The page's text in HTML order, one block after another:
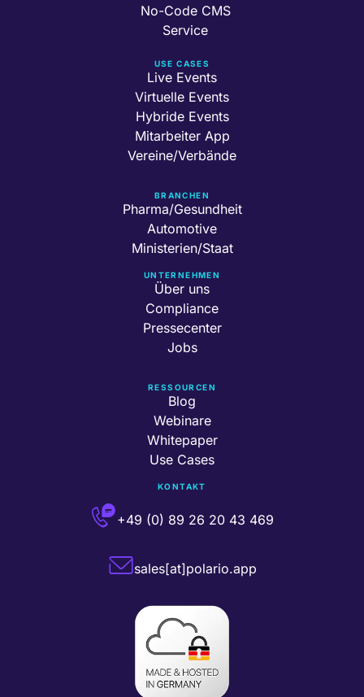
No-Code CMS
Service
USE CASES
Live Events
Virtuelle Events
Hybride Events
Mitarbeiter App
Vereine/Verbände
BRANCHEN
Pharma/Gesundheit
Automotive
Ministerien/Staat
UNTERNEHMEN
Über uns
Compliance
Pressecenter
Jobs
RESSOURCEN
Blog
Webinare
Whitepaper
Use Cases
KONTAKT
+49 (0) 89 26 20 43 469
sales[at]polario.app